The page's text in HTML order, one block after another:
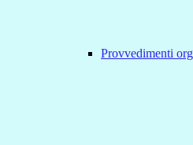
Provvedimenti